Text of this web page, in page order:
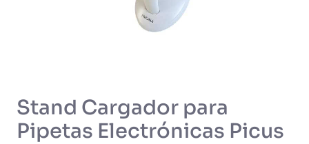
Stand Cargador para
Pipetas Electrónicas Picus